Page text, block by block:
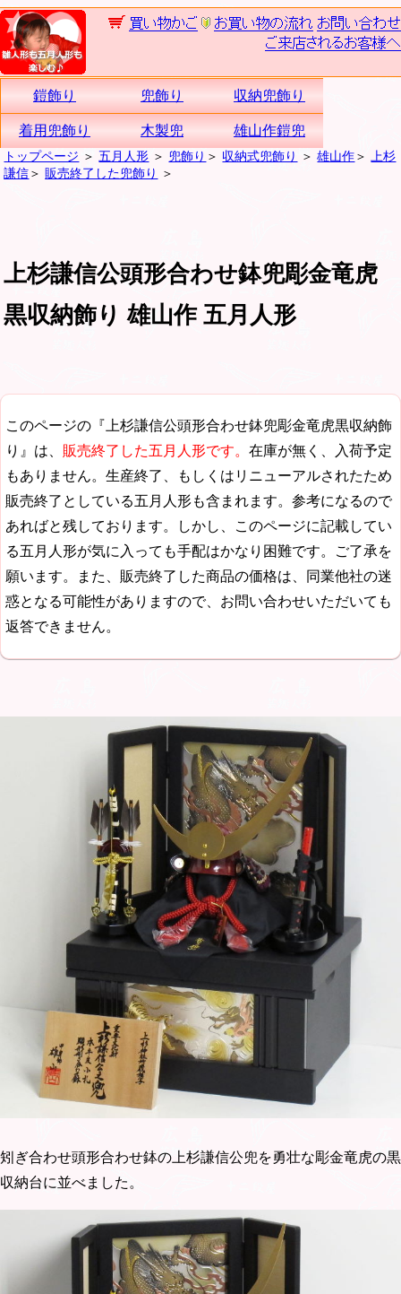
鎧飾り 兜飾り 収納兜飾り
着用兜飾り 木製兜 雄山作鎧兜
トップページ ＞五月人形 ＞ 兜飾り ＞ 収納式兜飾り ＞雄山作＞
上杉
謙信＞ 販売終了した兜飾り ＞
上杉謙信公頭形合わせ鉢兜彫金竜虎
黒収納飾り 雄山作 五月人形
このページの『上杉謙信公頭形合わせ鉢兜彫金竜虎黒収納飾
り』は、 販売終了した五月人形です。 在庫が無く、入荷予定
もありません。生産終了、もしくはリニューアルされたため
販売終了としている五月人形も含まれます。参考になるので
あればと残しております。しかし、このページに記載してい
る五月人形が気に入っても手配はかなり困難です。ご了承を
願います。また、販売終了した商品の価格は、同業他社の迷
惑となる可能性がありますので、お問い合わせいただいても
返答できません。
矧ぎ合わせ頭形合わせ鉢の上杉謙信公兜を勇壮な彫金竜虎の黒
収納台に並べました。